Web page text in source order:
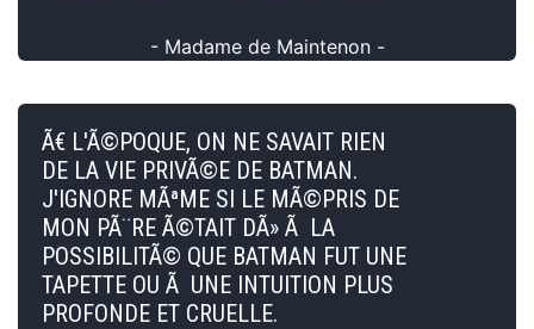
- Madame de Maintenon -
Ã€ L'Ã©POQUE, ON NE SAVAIT RIEN
DE LA VIE PRIVÃ©E DE BATMAN.
J'IGNORE MÃªME SI LE MÃ©PRIS DE
MON PÃ¨RE Ã©TAIT DÃ» Ã LA
POSSIBILITÃ© QUE BATMAN FUT UNE
TAPETTE OU Ã UNE INTUITION PLUS
PROFONDE ET CRUELLE.